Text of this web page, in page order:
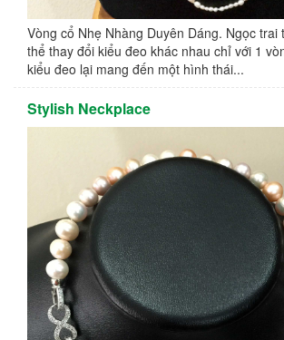
Vòng cổ Nhẹ Nhàng Duyên Dáng. Ngọc trai
thể thay đổi kiểu đeo khác nhau chỉ với 1
kiểu đeo lại mang đến một hình thái...
Stylish Neckplace